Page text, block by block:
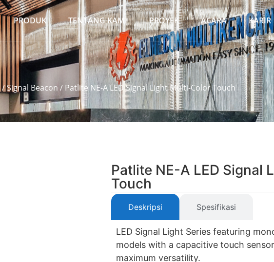
PRODUK TENTANG KAMI PROYEK ACARA KARIR
/Signal Beacon / Patlite NE-A LED Signal Light Multi-Color Touch
Patlite NE-A LED Signal
Touch
Deskripsi Spesifikasi
LED Signal Light Series featuring
models with a capacitive touch
maximum versatility.